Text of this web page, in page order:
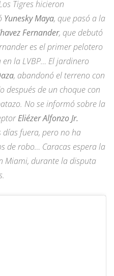
Tigres hicieron
Yunesky Maya, que pasó a la
Fernander, que debutó
es el primer pelotero
la LVBP… El jardinero
, abandonó el terreno con
después de un choque con
No se informó sobre la
Eliézer Alfonzo Jr.
días fuera, pero no ha
de robo… Caracas espera la
Miami, durante la disputa